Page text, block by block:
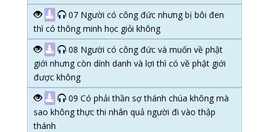
07 Người có công đức nhưng bị bôi đen
thì có thông minh học giỏi không
08 Người có công đức và muốn về phật
giới nhưng còn dính danh và lợi thì có về phật giới
được không
09 Có phải thần sợ thánh chúa không mà
sao không thực thi nhân quả người đi vào thập
thánh